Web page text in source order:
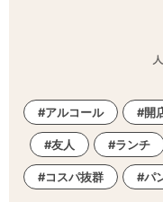
アルコール 開
友人 ランチ
コスパ抜群 パ